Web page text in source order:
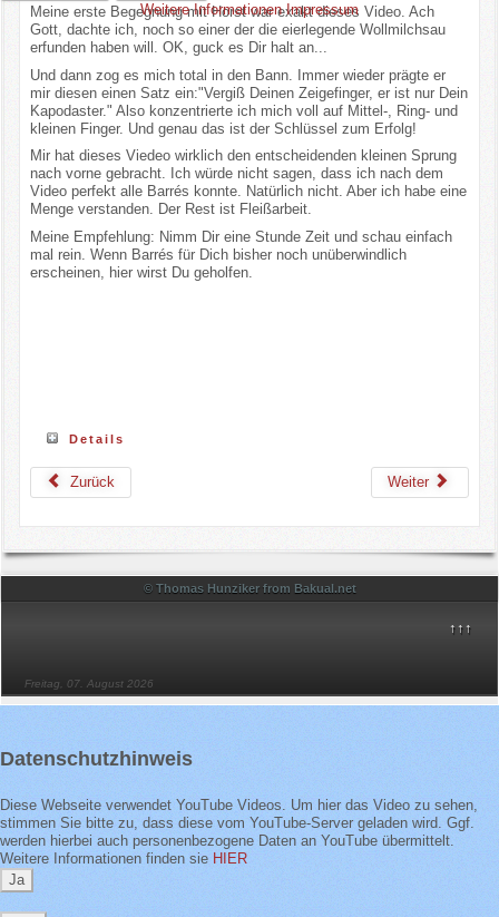
Meine erste Begegnung mit Horst war exakt dieses Video. Ach
Gott, dachte ich, noch so einer der die eierlegende Wollmilchsau
erfunden haben will. OK, guck es Dir halt an...
Und dann zog es mich total in den Bann. Immer wieder prägte er
mir diesen einen Satz ein:"Vergiß Deinen Zeigefinger, er ist nur Dein
Kapodaster." Also konzentrierte ich mich voll auf Mittel-, Ring- und
kleinen Finger. Und genau das ist der Schlüssel zum Erfolg!
Mir hat dieses Viedeo wirklich den entscheidenden kleinen Sprung
nach vorne gebracht. Ich würde nicht sagen, dass ich nach dem
Video perfekt alle Barrés konnte. Natürlich nicht. Aber ich habe eine
Menge verstanden. Der Rest ist Fleißarbeit.
Meine Empfehlung: Nimm Dir eine Stunde Zeit und schau einfach
mal rein. Wenn Barrés für Dich bisher noch unüberwindlich
erscheinen, hier wirst Du geholfen.
Details
Zurück Weiter
© Thomas Hunziker from Bakual.net
↑↑↑
Freitag, 07. August 2026
Datenschutzhinweis
Diese Webseite verwendet YouTube Videos. Um hier das Video zu sehen,
stimmen Sie bitte zu, dass diese vom YouTube-Server geladen wird. Ggf.
werden hierbei auch personenbezogene Daten an YouTube übermittelt.
Weitere Informationen finden sie HIER
Weitere Informationen Impressum